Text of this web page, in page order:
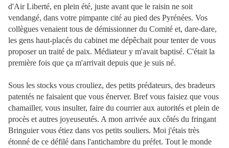
d'Air Liberté, en plein été, juste avant que le raisin ne soit
vendangé, dans votre pimpante cité au pied des Pyrénées. Vos
collègues venaient tous de démissionner du Comité et, dare-dare,
les gens haut-placés du cabinet me dépêchait pour tenter de vous
proposer un traité de paix. Médiateur y m'avait baptisé. C'était la
première fois que ça m'arrivait depuis que je suis né.
Sous les stocks vous crouliez, des petits prédateurs, des bradeurs
patentés ne faisaient que vous énerver. Bref vous faisiez que vous
chamailler, vous insulter, faire du courrier aux autorités et plein de
procès et autres joyeuseutés. A mon arrivée aux côtés du fringant
Bringuier vous étiez dans vos petits souliers. Moi j'étais très
étonné de ce défilé dans l'antichambre du préfet. Tout le monde